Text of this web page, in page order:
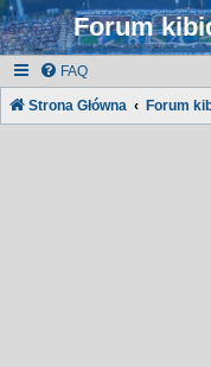
Forum
FAQ
Strona Główna Forum